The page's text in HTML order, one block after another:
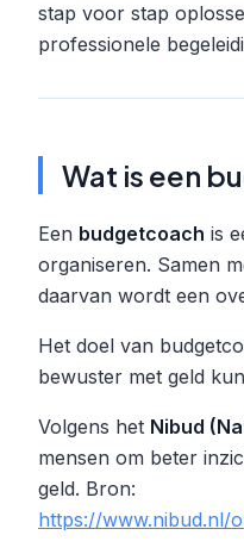
stap voor stap
professionele
Wat is een
Een budgetcoach is
organiseren. Samen
daarvan wordt een
Het doel van
bewuster met geld
Volgens het Nibud
mensen om beter
geld. Bron:
https://www.nibud.nl/